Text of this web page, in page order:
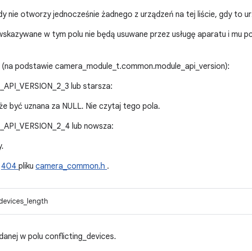
nie otworzy jednocześnie żadnego z urządzeń na tej liście, gdy to
w tym polu nie będą usuwane przez usługę aparatu i mu
podstawie camera_module_t.common.module_api_version):
lub starsza:
być uznana za NULL. Nie czytaj tego pola.
lub nowsza:
404 pliku camera_common.h .
w polu conflicting_devices.